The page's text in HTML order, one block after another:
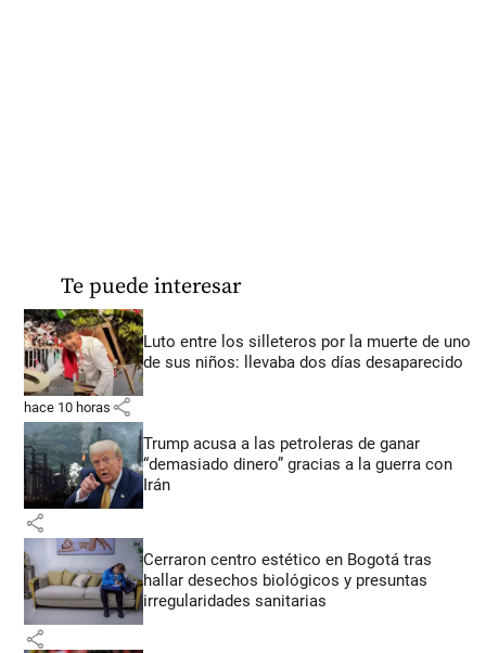
Te puede interesar
Luto entre los silleteros por la muerte de uno
de sus niños: llevaba dos días desaparecido
hace 10 horas share
Trump acusa a las petroleras de ganar
“demasiado dinero” gracias a la guerra con
Irán
share
Cerraron centro estético en Bogotá tras
hallar desechos biológicos y presuntas
irregularidades sanitarias
share